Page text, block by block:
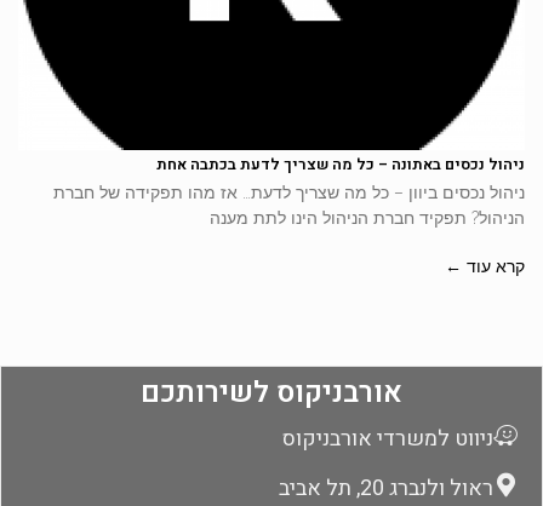
ניהול נכסים באתונה – כל מה שצריך לדעת בכתבה אחת
ניהול נכסים ביוון – כל מה שצריך לדעת… אז מהו תפקידה של חברת
הניהול? תפקיד חברת הניהול הינו לתת מענה
קרא עוד ←
אורבניקוס לשירותכם
ניווט למשרדי אורבניקוס
ראול ולנברג 20, תל אביב